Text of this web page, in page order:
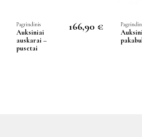
Pagrindinis
Auksiniai
auskarai –
pusetai
166,90 €